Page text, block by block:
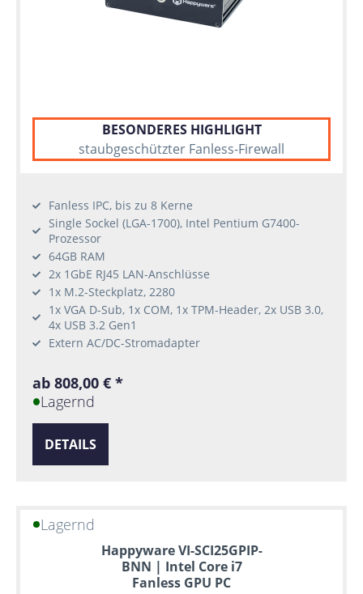
BESONDERES HIGHLIGHT
staubgeschützter Fanless-Firewall
Fanless IPC, bis zu 8 Kerne
Single Sockel (LGA-1700), Intel Pentium G7400-
Prozessor
64GB RAM
2x 1GbE RJ45 LAN-Anschlüsse
1x M.2-Steckplatz, 2280
1x VGA D-Sub, 1x COM, 1x TPM-Header, 2x USB 3.0,
4x USB 3.2 Gen1
Extern AC/DC-Stromadapter
ab 808,00 € *
Lagernd
DETAILS
Lagernd
Happyware VI-SCI25GPIP-
BNN | Intel Core i7
Fanless GPU PC